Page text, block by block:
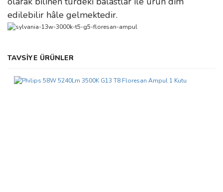
edilebilir hâle gelmektedir.
Bu ürünün fiyat bilgisi, resim, ürün açıklamalarında ve diğer
konularda yetersiz gördüğünüz noktaları öneri formunu kullanarak
Görüş ve önerileriniz için teşekkür ederiz.
TAVSİYE ÜRÜNLER